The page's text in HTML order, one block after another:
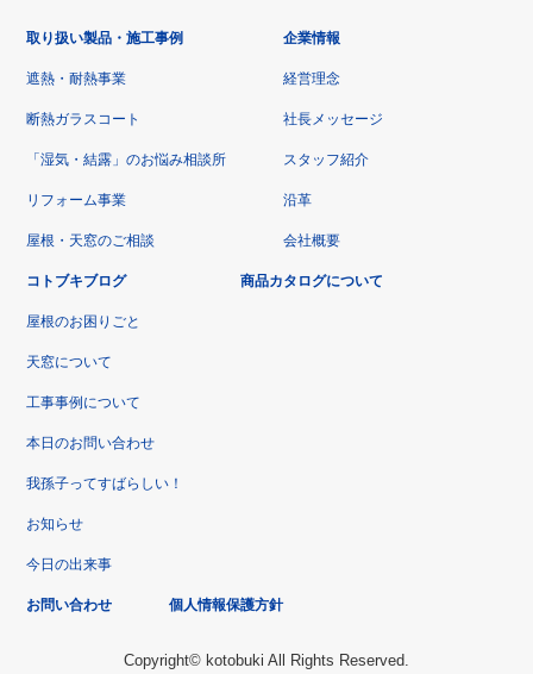
取り扱い製品・施工事例
遮熱・耐熱事業
断熱ガラスコート
「湿気・結露」のお悩み相談所
リフォーム事業
屋根・天窓のご相談
企業情報
経営理念
社長メッセージ
スタッフ紹介
沿革
会社概要
コトブキブログ
屋根のお困りごと
天窓について
工事事例について
本日のお問い合わせ
我孫子ってすばらしい！
お知らせ
今日の出来事
商品カタログについて
お問い合わせ 個人情報保護方針
Copyright© kotobuki All Rights Reserved.